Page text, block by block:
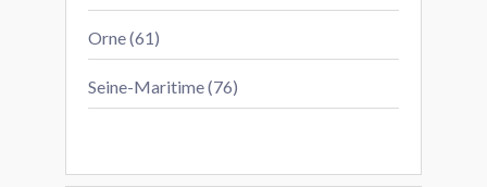
Orne (61)
Seine-Maritime (76)